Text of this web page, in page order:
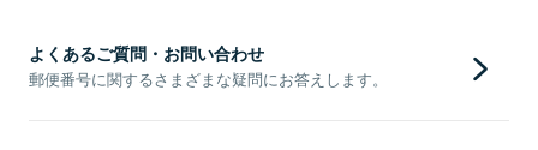
よくあるご質問・お問い合わせ
郵便番号に関するさまざまな疑問にお答えします。